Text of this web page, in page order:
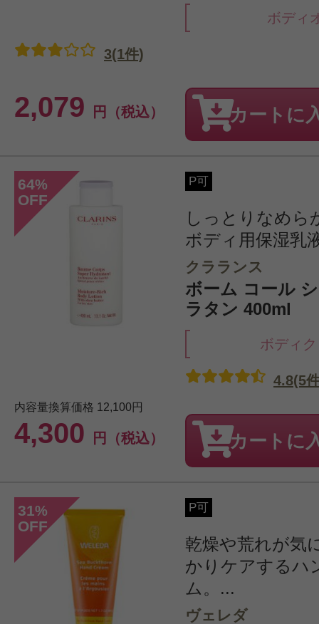
ボディ
2,079 円（税込）
3(1件)
カートに
64%
OFF
P可
しっとりなめら
ボディ用保湿乳
クラランス
ボーム コール
ラタン 400ml
ボディ
内容量換算価格 12,100円
4,300 円（税込）
4.8(5
カートに
31%
OFF
P可
乾燥や荒れが気
かりケアするハ
ム。...
ヴェレダ